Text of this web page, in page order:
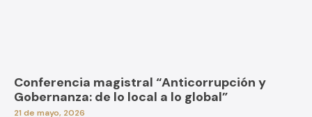
Conferencia magistral “Anticorrupción y
Gobernanza: de lo local a lo global”
21 de mayo, 2026